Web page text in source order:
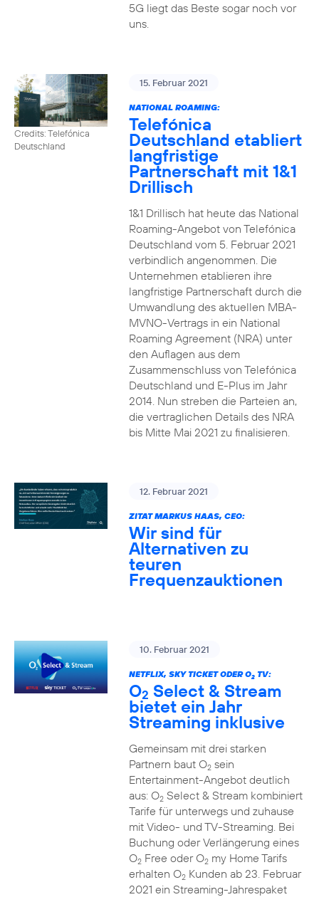
5G liegt das Beste sogar noch vor
uns.
Credits: Telefónica
Deutschland
15. Februar 2021
NATIONAL ROAMING:
Telefónica
Deutschland etabliert
langfristige
Partnerschaft mit 1&1
Drillisch
1&1 Drillisch hat heute das National
Roaming-Angebot von Telefónica
Deutschland vom 5. Februar 2021
verbindlich angenommen. Die
Unternehmen etablieren ihre
langfristige Partnerschaft durch die
Umwandlung des aktuellen MBA-
MVNO-Vertrags in ein National
Roaming Agreement (NRA) unter
den Auflagen aus dem
Zusammenschluss von Telefónica
Deutschland und E-Plus im Jahr
2014. Nun streben die Parteien an,
die vertraglichen Details des NRA
bis Mitte Mai 2021 zu finalisieren.
12. Februar 2021
ZITAT MARKUS HAAS, CEO:
Wir sind für
Alternativen zu
teuren
Frequenzauktionen
10. Februar 2021
NETFLIX, SKY TICKET ODER O2TV:
O2 Select & Stream
bietet ein Jahr
Streaming inklusive
Gemeinsam mit drei starken
Partnern baut O2sein
Entertainment-Angebot deutlich
aus: O2Select & Stream kombiniert
Tarife für unterwegs und zuhause
mit Video- und TV-Streaming. Bei
Buchung oder Verlängerung eines
O2Free oder O2my Home Tarifs
erhalten O2Kunden ab 23. Februar
2021 ein Streaming-Jahrespaket